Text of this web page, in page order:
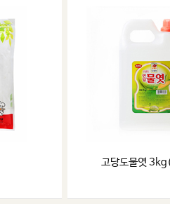
고당도물엿